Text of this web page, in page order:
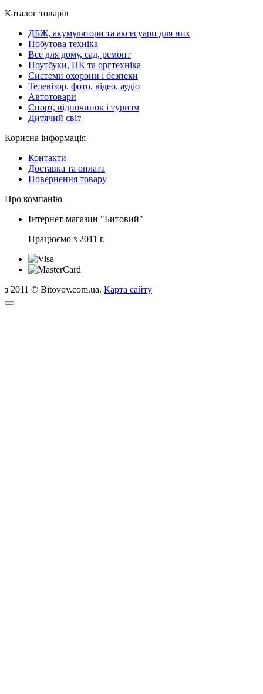
Каталог товарів
ДБЖ, акумулятори та аксесуари для них
Побутова техніка
Все для дому, сад, ремонт
Ноутбуки, ПК та оргтехніка
Системи охорони і безпеки
Телевізор, фото, відео, аудіо
Автотовари
Спорт, відпочинок і туризм
Дитячий світ
Корисна інформація
Контакти
Доставка та оплата
Повернення товару
Про компанію
Інтернет-магазин "Битовий"
Працюємо з 2011 г.
з 2011 © Bitovoy.com.ua. Карта сайту